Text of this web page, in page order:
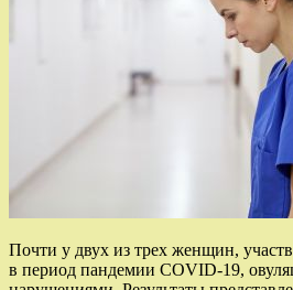
Почти у двух из трех женщин,
в период пандемии COVID-19,